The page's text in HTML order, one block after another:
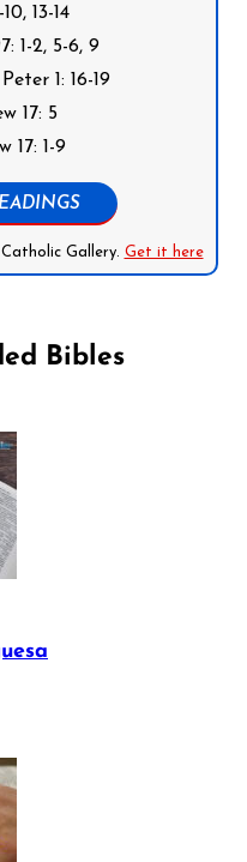
13-14
1-2, 5-6, 9
1: 16-19
17: 5
17: 1-9
Gallery. Get it here
Bibles